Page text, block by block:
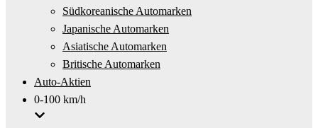
Südkoreanische Automarken
Japanische Automarken
Asiatische Automarken
Britische Automarken
Auto-Aktien
0-100 km/h